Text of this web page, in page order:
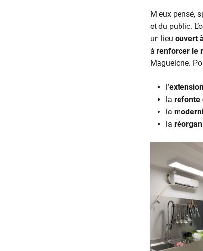
Mieux pensé,
et du public.
un lieu ouvert
à renforcer le
Maguelone.
l’
la refonte
la
la